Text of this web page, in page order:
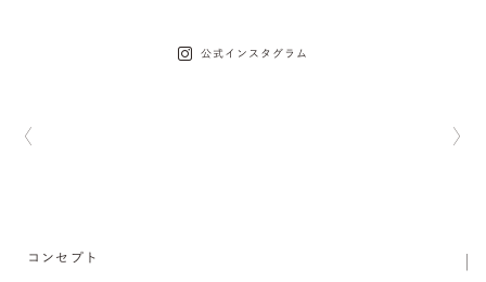
公式インスタグラム
コンセプト